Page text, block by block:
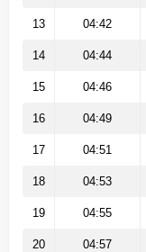
13 04:42
14 04:44
15 04:46
16 04:49
17 04:51
18 04:53
19 04:55
20 04:57